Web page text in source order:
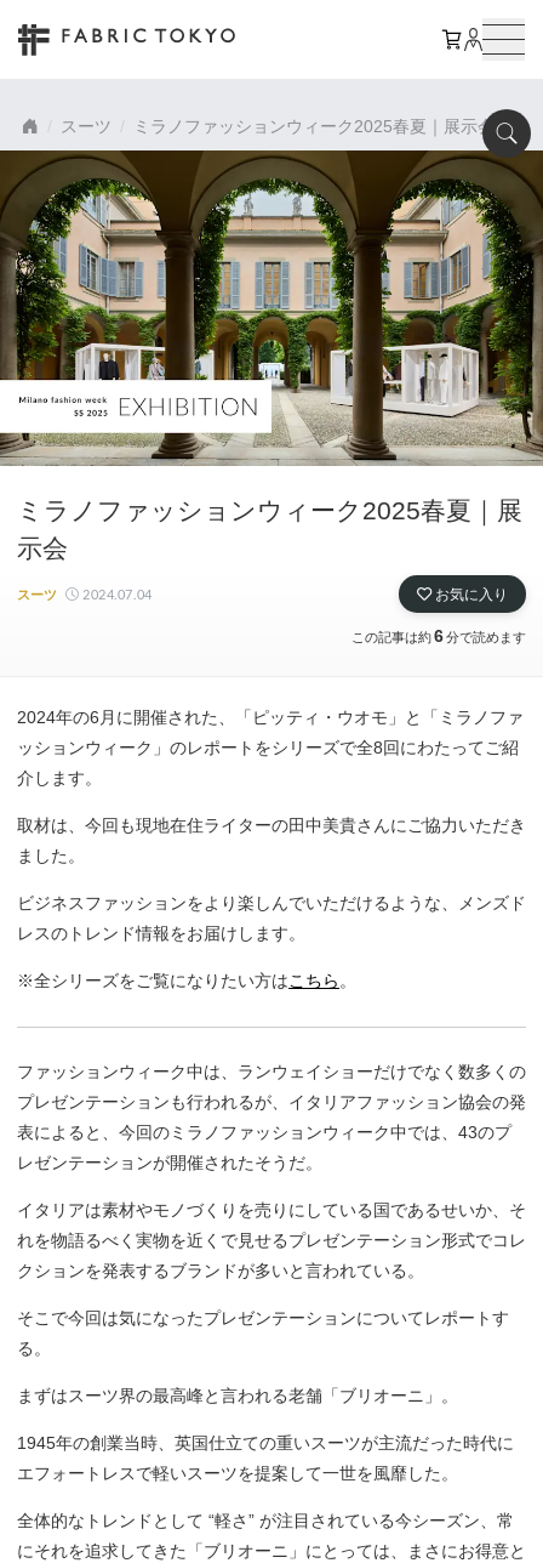
スーツ ミラノファッションウィーク2025春夏｜展示会
ミラノファッションウィーク2025春夏｜展
示会
スーツ 2024.07.04 お気に入り
この記事は約6分で読めます
2024年の6月に開催された、「ピッティ・ウオモ」と「ミラノファ
ッションウィーク」のレポートをシリーズで全8回にわたってご紹
介します。
取材は、今回も現地在住ライターの田中美貴さんにご協力いただき
ました。
ビジネスファッションをより楽しんでいただけるような、メンズド
レスのトレンド情報をお届けします。
※全シリーズをご覧になりたい方はこちら 。
ファッションウィーク中は、ランウェイショーだけでなく数多くの
プレゼンテーションも行われるが、イタリアファッション協会の発
表によると、今回のミラノファッションウィーク中では、43のプ
レゼンテーションが開催されたそうだ。
イタリアは素材やモノづくりを売りにしている国であるせいか、そ
れを物語るべく実物を近くで見せるプレゼンテーション形式でコレ
クションを発表するブランドが多いと言われている。
そこで今回は気になったプレゼンテーションについてレポートす
る。
まずはスーツ界の最高峰と言われる老舗「ブリオーニ」。
1945年の創業当時、英国仕立ての重いスーツが主流だった時代に
エフォートレスで軽いスーツを提案して一世を風靡した。
全体的なトレンドとして “軽さ” が注目されている今シーズン、常
にそれを追求してきた「ブリオーニ」にとっては、まさにお得意と